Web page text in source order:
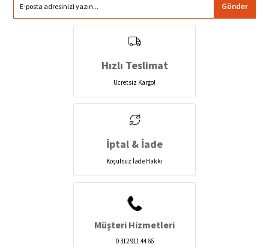
Gönder
Hızlı Teslimat
Ücretsiz Kargo!
İptal & İade
Koşulsuz İade Hakkı
Müşteri Hizmetleri
0 312 911 44 66